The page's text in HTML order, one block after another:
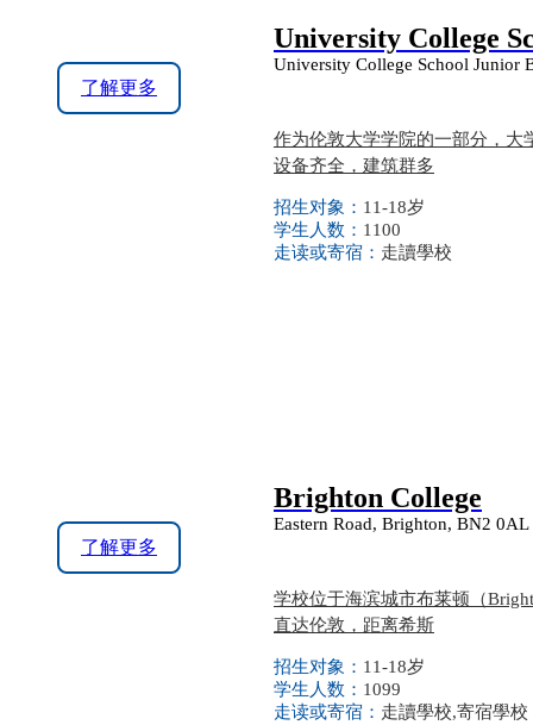
了解更多
University College
University College School Junior
作为伦敦大学学院的一部分，大
设备齐全，建筑群多
招生对象： 11-18岁
学生人数： 1100
走读或寄宿： 走讀學校
了解更多
Brighton College
Eastern Road, Brighton, BN2 0AL
学校位于海滨城市布莱顿（
直达伦敦，距离希斯
招生对象： 11-18岁
学生人数： 1099
走读或寄宿： 走讀學校,寄宿學校